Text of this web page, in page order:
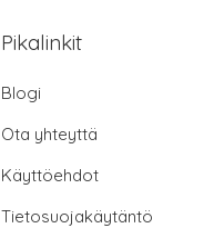
Pikalinkit
Blogi
Ota yhteyttä
Käyttöehdot
Tietosuojakäytäntö